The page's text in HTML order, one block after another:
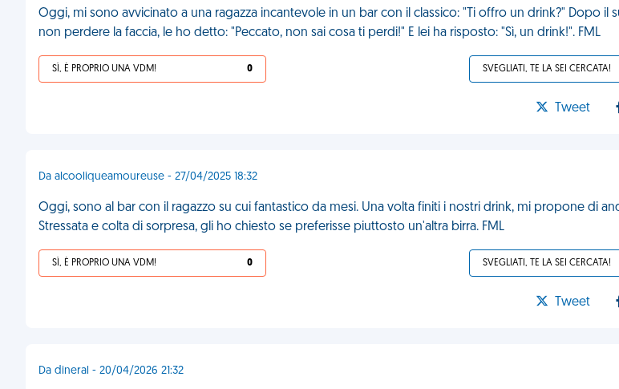
Oggi, mi sono avvicinato a una ragazza incantevole in un bar con il classico: "Ti offro un drink?" Dopo il
non perdere la faccia, le ho detto: "Peccato, non sai cosa ti perdi!" E lei ha risposto: "Sì, un drink!". FML
SÌ, È PROPRIO UNA VDM! 0 SVEGLIATI, TE LA SEI CERCATA!
Tweet
Da alcooliqueamoureuse - 27/04/2025 18:32
Oggi, sono al bar con il ragazzo su cui fantastico da mesi. Una volta finiti i nostri drink, mi propone di
Stressata e colta di sorpresa, gli ho chiesto se preferisse piuttosto un'altra birra. FML
SÌ, È PROPRIO UNA VDM! 0 SVEGLIATI, TE LA SEI CERCATA!
Tweet
Da dineral - 20/04/2026 21:32